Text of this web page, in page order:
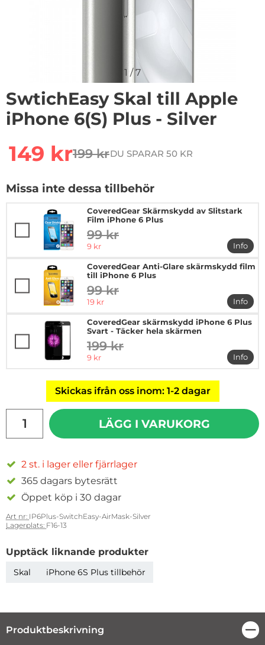
1 /7
SwtichEasy Skal till Apple
iPhone 6(S) Plus - Silver
rea pris
149 krtidigare pris
199 krDU SPARAR 50 KR
Missa inte dessa tillbehör
CoveredGear Skärmskydd av Slitstark
Film iPhone 6 Plus
tidigare pris
99 kr
rea pris
9 kr
Info
mer
CoveredGear Anti-Glare skärmskydd film
till iPhone 6 Plus
tidigare pris
99 kr
rea pris
19 kr
Info
mer
CoveredGear skärmskydd iPhone 6 Plus
Svart - Täcker hela skärmen
tidigare pris
199 kr
rea pris
9 kr
Info
mer
Skickas ifrån oss inom: 1-2 dagar
LÄGG I VARUKORG
2 st. i lager eller fjärrlager
365 dagars bytesrätt
Öppet köp i 30 dagar
Art nr: IP6Plus-SwitchEasy-AirMask-Silver
Lagerplats: F16-13
Upptäck liknande produkter
Skal iPhone 6S Plus tillbehör
Produktbeskrivning